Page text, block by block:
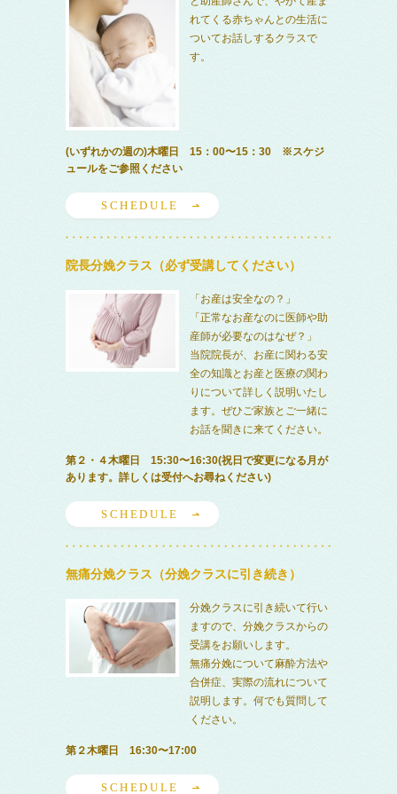
れてくる赤ちゃんとの生活に
ついてお話しするクラスで
す。
(いずれかの週の)木曜日 15：00〜15：30 ※スケジ
ュールをご参照ください
SCHEDULE
院長分娩クラス（必ず受講してください）
「お産は安全なの？」
「正常なお産なのに医師や助
産師が必要なのはなぜ？」
当院院長が、お産に関わる安
全の知識とお産と医療の関わ
りについて詳しく説明いたし
ます。ぜひご家族とご一緒に
お話を聞きに来てください。
第２・４木曜日 15:30〜16:30(祝日で変更になる月が
あります。詳しくは受付へお尋ねください)
SCHEDULE
無痛分娩クラス（分娩クラスに引き続き）
分娩クラスに引き続いて行い
ますので、分娩クラスからの
受講をお願いします。
無痛分娩について麻酔方法や
合併症、実際の流れについて
説明します。何でも質問して
ください。
第２木曜日 16:30〜17:00
SCHEDULE